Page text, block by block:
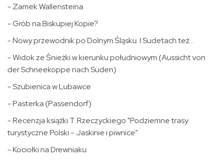
- Zamek Wallensteina
- Grób na Biskupiej Kopie?
- Nowy przewodnik po Dolnym Śląsku. I Sudetach też...
- Widok ze Śnieżki w kierunku południowym (Aussicht von
der Schneekoppe nach Süden)
- Szubienica w Lubawce
- Pasterka (Passendorf)
- Recenzja książki T. Rzeczyckiego "Podziemne trasy
turystyczne Polski - Jaskinie i piwnice"
- Kociołki na Drewniaku